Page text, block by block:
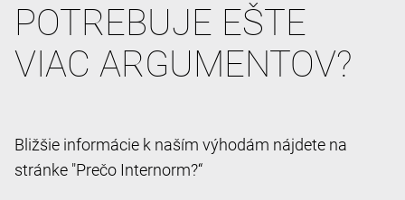
POTREBUJE EŠTE
VIAC ARGUMENTOV?
Bližšie informácie k naším výhodám nájdete na
stránke "Prečo Internorm?“